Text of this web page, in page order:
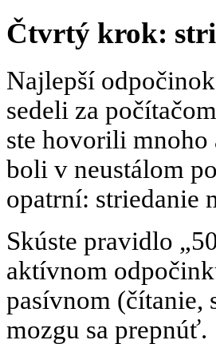
Čtvrtý krok:
Najlepší
sedeli za
ste hovorili mnoho
boli v neustálom
opatrní: striedanie
Skúste pravidlo
aktívnom
pasívnom (čítanie,
mozgu sa prepnúť.